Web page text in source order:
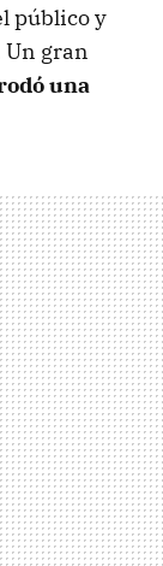
público y
Un gran
una